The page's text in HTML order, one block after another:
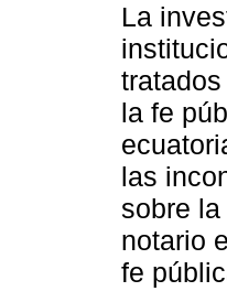
La
la fe
las
sobre
notario
fe